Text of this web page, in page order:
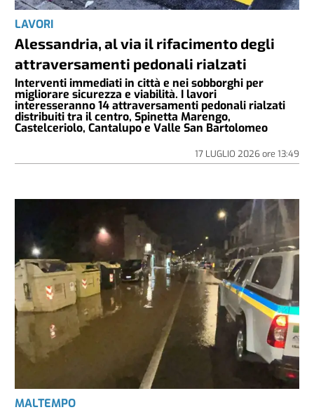
LAVORI
Alessandria, al via il rifacimento degli
attraversamenti pedonali rialzati
Interventi immediati in città e nei sobborghi per
migliorare sicurezza e viabilità. I lavori
interesseranno 14 attraversamenti pedonali rialzati
distribuiti tra il centro, Spinetta Marengo,
Castelceriolo, Cantalupo e Valle San Bartolomeo
17 LUGLIO 2026ore 13:49
MALTEMPO